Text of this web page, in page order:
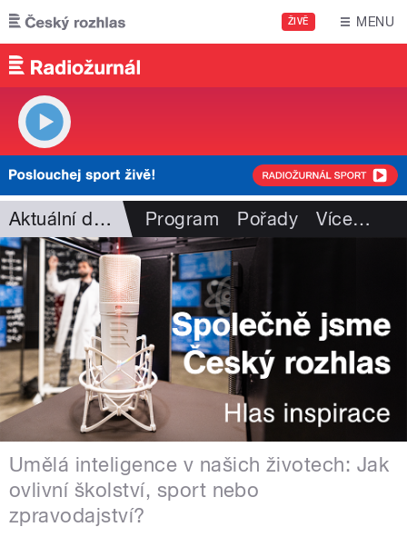
Přejít k hlavnímu obsahu
ŽIVĚ MENU
Aktuální dění Program Pořady Více…
Umělá inteligence v našich životech: Jak
ovlivní školství, sport nebo
zpravodajství?